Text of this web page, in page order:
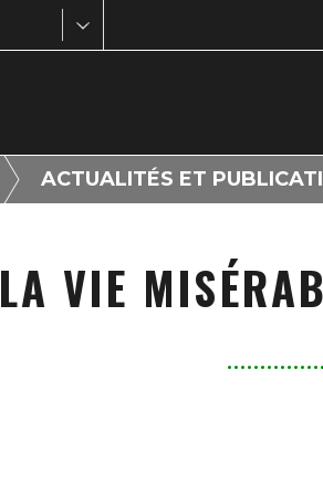
ACTUALITÉS ET
LA VIE